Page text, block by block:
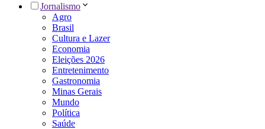
Jornalismo
Agro
Brasil
Cultura e Lazer
Economia
Eleições 2026
Entretenimento
Gastronomia
Minas Gerais
Mundo
Política
Saúde